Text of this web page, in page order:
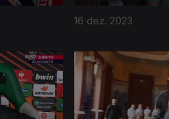
16 dez. 2023